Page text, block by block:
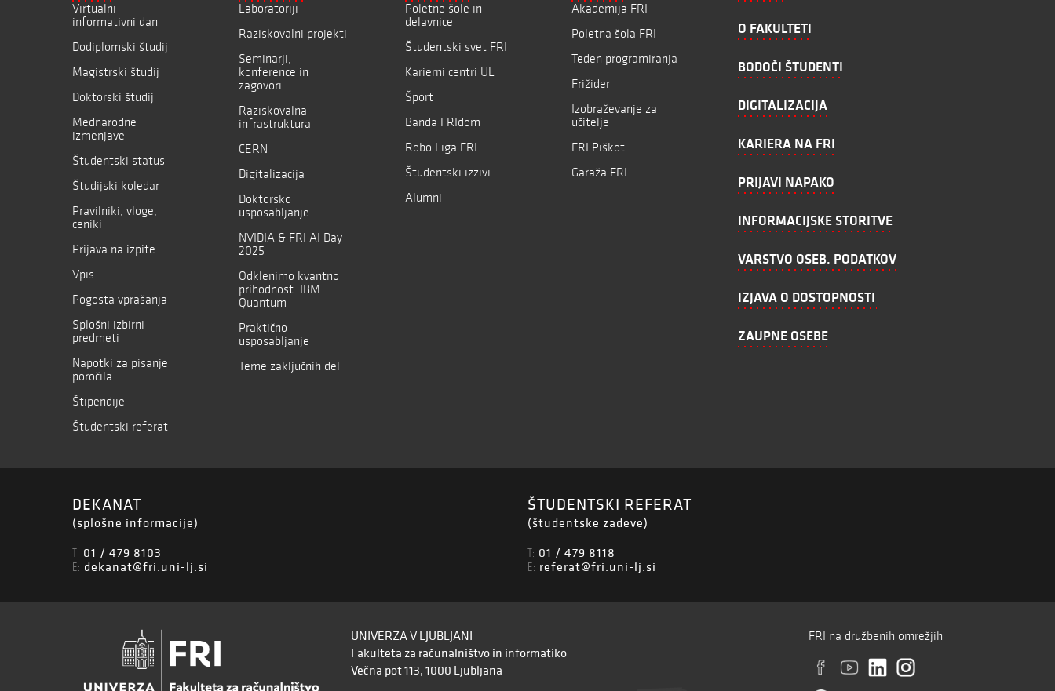
Virtualni
informativni dan
Dodiplomski študij
Magistrski študij
Doktorski študij
Mednarodne
izmenjave
Študentski status
Študijski koledar
Pravilniki, vloge,
ceniki
Prijava na izpite
Vpis
Pogosta vprašanja
Splošni izbirni
predmeti
Napotki za pisanje
poročila
Štipendije
Študentski referat
Laboratoriji
Raziskovalni projekti
Seminarji,
konference in
zagovori
Raziskovalna
infrastruktura
CERN
Digitalizacija
Doktorsko
usposabljanje
NVIDIA & FRI AI Day
2025
Odklenimo kvantno
prihodnost: IBM
Quantum
Praktično
usposabljanje
Teme zaključnih del
Poletne šole in
delavnice
Študentski svet FRI
Karierni centri UL
Šport
Banda FRIdom
Robo Liga FRI
Študentski izzivi
Alumni
Akademija FRI
Poletna šola FRI
Teden programiranja
Frižider
Izobraževanje za
učitelje
FRI Piškot
Garaža FRI
O FAKULTETI
BODOČI ŠTUDENTI
DIGITALIZACIJA
KARIERA NA FRI
PRIJAVI NAPAKO
INFORMACIJSKE STORITVE
VARSTVO OSEB. PODATKOV
IZJAVA O DOSTOPNOSTI
ZAUPNE OSEBE
DEKANAT
(splošne informacije)
T: 01 / 479 8103
E: dekanat@fri.uni-lj.si
ŠTUDENTSKI REFERAT
(študentske zadeve)
T: 01 / 479 8118
E: referat@fri.uni-lj.si
UNIVERZA V LJUBLJANI
Fakulteta za računalništvo in informatiko
Večna pot 113, 1000 Ljubljana
FRI na družbenih omrežjih